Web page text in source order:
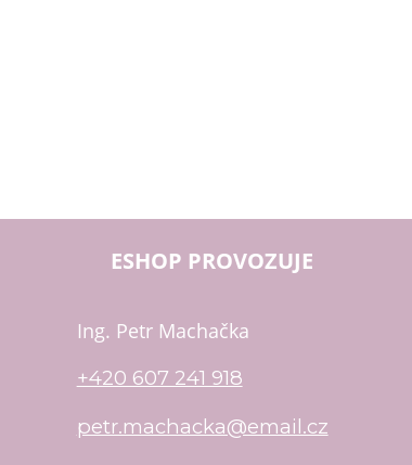
ESHOP PROVOZUJE
Ing. Petr Machačka
+420 607 241 918
petr.machacka@email.cz